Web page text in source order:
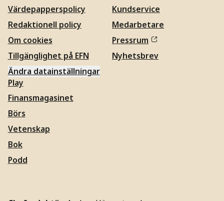
Värdepapperspolicy
Redaktionell policy
Om cookies
Tillgänglighet på EFN
Ändra datainställningar
Kundservice
Medarbetare
Pressrum
Nyhetsbrev
Play
Finansmagasinet
Börs
Vetenskap
Bok
Podd